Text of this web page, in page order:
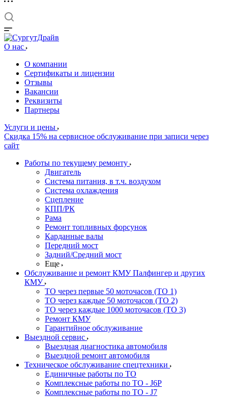
О нас
О компании
Сертификаты и лицензии
Отзывы
Вакансии
Реквизиты
Партнеры
Услуги и цены
Скидка 15% на сервисное обслуживание при записи через
сайт
Работы по текущему ремонту
Двигатель
Система питания, в т.ч. воздухом
Система охлаждения
Сцепление
КПП/РК
Рама
Ремонт топливных форсунок
Карданные валы
Передний мост
Задний/Средний мост
Еще
Обслуживание и ремонт КМУ Палфингер и других
КМУ
ТО через первые 50 моточасов (ТО 1)
ТО через каждые 50 моточасов (ТО 2)
ТО через каждые 1000 моточасов (ТО 3)
Ремонт КМУ
Гарантийное обслуживание
Выездной сервис
Выездная диагностика автомобиля
Выездной ремонт автомобиля
Техническое обслуживание спецтехники
Единичные работы по ТО
Комплексные работы по ТО - J6P
Комплексные работы по ТО - J7